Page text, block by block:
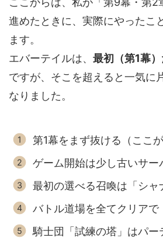
進めたときに、実際にやったこ
ます。
エバーテイルは、 最初（第1幕
ですが、そこを超えると一気に
なりました。
第1幕をまず抜ける（ここ
ゲーム開始は少し古いサー
最初の選べる召喚は「シャ
バトル道場を全てクリアで
騎士団「試練の塔」はパー